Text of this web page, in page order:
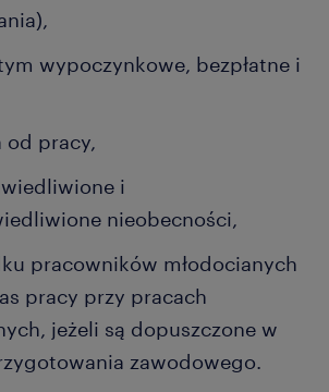
wypoczynkowe, bezpłatne i
od pracy,
i
nieobecności,
pracowników młodocianych
pracy przy pracach
jeżeli są dopuszczone w
zawodowego.